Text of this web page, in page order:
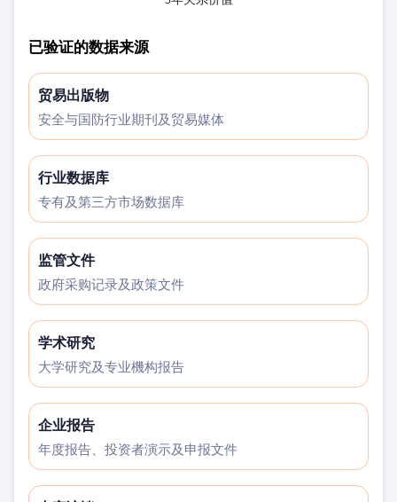
已验证的数据来源
贸易出版物
安全与国防行业期刊及贸易媒体
行业数据库
专有及第三方市场数据库
监管文件
政府采购记录及政策文件
学术研究
大学研究及专业機构报告
企业报告
年度报告、投资者演示及申报文件